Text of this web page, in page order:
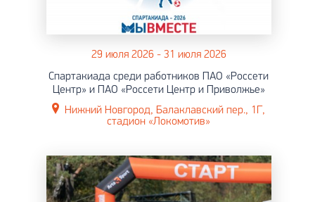
29 июля 2026 - 31 июля 2026
Спартакиада среди работников ПАО «Россети
Центр» и ПАО «Россети Центр и Приволжье»
Нижний Новгород, Балаклавский пер., 1Г,
стадион «Локомотив»